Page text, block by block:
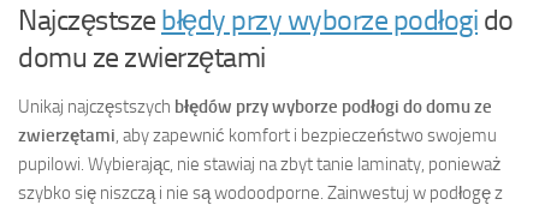
Najczęstsze błędy przy wyborze podłogi do
domu ze zwierzętami
Unikaj najczęstszych błędów przy wyborze podłogi do domu ze
zwierzętami , aby zapewnić komfort i bezpieczeństwo swojemu
pupilowi. Wybierając, nie stawiaj na zbyt tanie laminaty, ponieważ
szybko się niszczą i nie są wodoodporne. Zainwestuj w podłogę z